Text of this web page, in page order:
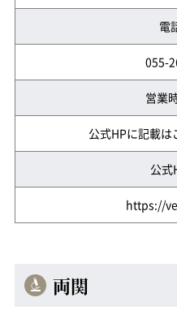
電
055-
営業
公式HPに記載は
公式
https://
両関